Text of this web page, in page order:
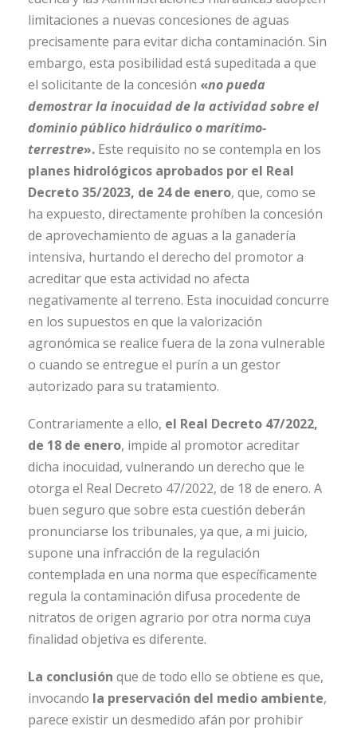
limitaciones a nuevas concesiones de aguas
precisamente para evitar dicha contaminación. Sin
embargo, esta posibilidad está supeditada a que
el solicitante de la concesión «no pueda
demostrar la inocuidad de la actividad sobre el
dominio público hidráulico o marítimo-
terrestre». Este requisito no se contempla en los
planes hidrológicos aprobados por el Real
Decreto 35/2023, de 24 de enero, que, como se
ha expuesto, directamente prohíben la concesión
de aprovechamiento de aguas a la ganadería
intensiva, hurtando el derecho del promotor a
acreditar que esta actividad no afecta
negativamente al terreno. Esta inocuidad concurre
en los supuestos en que la valorización
agronómica se realice fuera de la zona vulnerable
o cuando se entregue el purín a un gestor
autorizado para su tratamiento.
Contrariamente a ello, el Real Decreto 47/2022,
de 18 de enero, impide al promotor acreditar
dicha inocuidad, vulnerando un derecho que le
otorga el Real Decreto 47/2022, de 18 de enero. A
buen seguro que sobre esta cuestión deberán
pronunciarse los tribunales, ya que, a mi juicio,
supone una infracción de la regulación
contemplada en una norma que específicamente
regula la contaminación difusa procedente de
nitratos de origen agrario por otra norma cuya
finalidad objetiva es diferente.
La conclusión que de todo ello se obtiene es que,
invocando la preservación del medio ambiente,
parece existir un desmedido afán por prohibir